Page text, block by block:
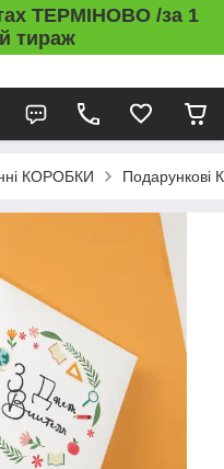
ТЕРМІНОВО /за 1
тираж
КОРОБКИ Подарункові